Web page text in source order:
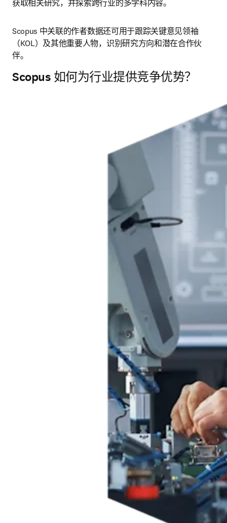
获取相关研究，并探索跨行业的多学科内容。
Scopus 中关联的作者数据还可用于跟踪关键意见领袖
（KOL）及其他重要人物，识别研究方向和潜在合作伙
伴。
Scopus 如何为行业提供竞争优势？